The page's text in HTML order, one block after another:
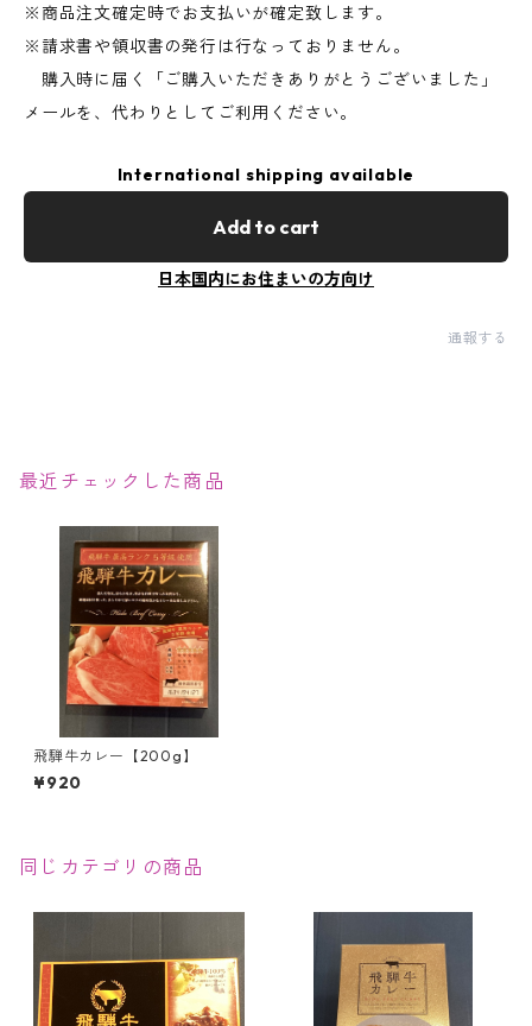
※商品注文確定時でお支払いが確定致します。
※請求書や領収書の発行は行なっておりません。
購入時に届く「ご購入いただきありがとうございました」
メールを、代わりとしてご利用ください。
International shipping available
Add to cart
日本国内にお住まいの方向け
通報する
最近チェックした商品
飛騨牛カレー【200g】
¥920
同じカテゴリの商品